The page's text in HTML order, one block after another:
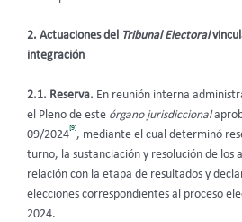
2. Actuaciones del Tribunal Electoral
integración
2.1. Reserva. En reunión interna
el Pleno de este órgano jurisdiccional
09/2024
[9]
, mediante el cual determinó
turno, la sustanciación y resolución de los
relación con la etapa de resultados y
elecciones correspondientes al proceso
2024.